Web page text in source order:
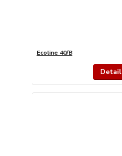
Ecoline 40/B
Detail